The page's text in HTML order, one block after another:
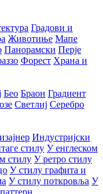
Градови и
Животиње Мапе
Панорамски Перје
Форест Храна и
Бео Браон Градиент
Светлиј Серебро
Индустријски
стилу У енглеском
стилу У ретро стилу
У стилу графита и
У стилу поткровља У